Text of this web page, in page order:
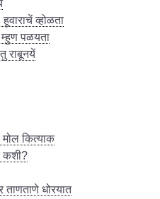
व्होळता
पळयता
राबूनयें
कित्याक
कशी?
ताणताणे धोरयात